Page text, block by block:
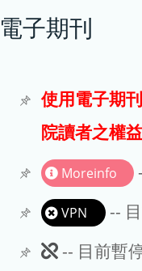
電子期刊
使用電子期
院讀者之權益
Moreinfo
VPN
--
此
-- 目前暫